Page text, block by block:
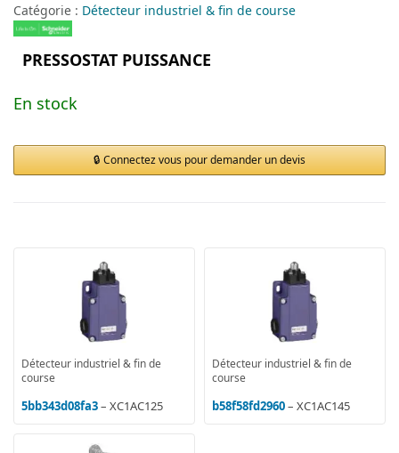
Catégorie : Détecteur industriel & fin de course
PRESSOSTAT PUISSANCE
En stock
Connectez vous pour demander un devis
Détecteur industriel & fin de
course
5bb343d08fa3– XC1AC125
Détecteur industriel & fin de
course
b58f58fd2960– XC1AC145